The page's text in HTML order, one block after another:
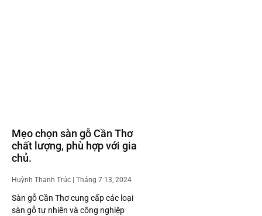
Mẹo chọn sàn gỗ Cần Thơ
chất lượng, phù hợp với gia
chủ.
Huỳnh Thanh Trúc Tháng 7 13, 2024
Sàn gỗ Cần Thơ cung cấp các loại
sàn gỗ tự nhiên và công nghiệp